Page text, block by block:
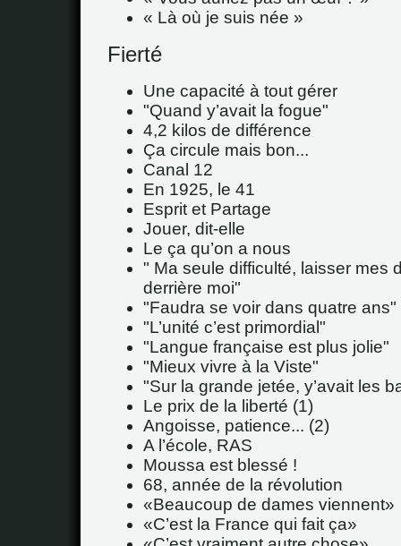
« Là où je suis née »
Fierté
Une capacité à tout gérer
"Quand y’avait la fogue"
4,2 kilos de différence
Ça circule mais bon...
Canal 12
En 1925, le 41
Esprit et Partage
Jouer, dit-elle
Le ça qu’on a nous
" Ma seule difficulté, laisser mes
derrière moi"
"Faudra se voir dans quatre ans"
"L’unité c’est primordial"
"Langue française est plus jolie"
"Mieux vivre à la Viste"
"Sur la grande jetée, y’avait les
Le prix de la liberté (1)
Angoisse, patience... (2)
A l’école, RAS
Moussa est blessé !
68, année de la révolution
Beaucoup de dames viennent
C’est la France qui fait ça